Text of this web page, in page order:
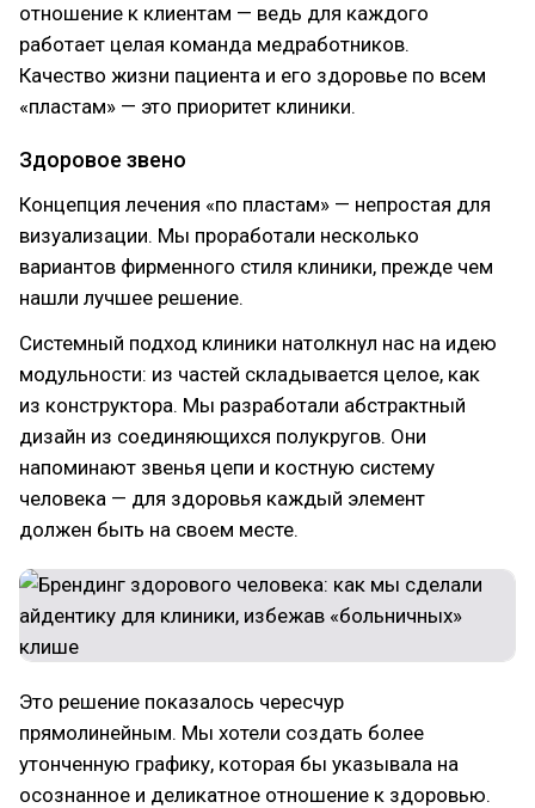
отношение к клиентам — ведь для каждого
работает целая команда медработников.
Качество жизни пациента и его здоровье по всем
«пластам» — это приоритет клиники.
Здоровое звено
Концепция лечения «по пластам» — непростая для
визуализации. Мы проработали несколько
вариантов фирменного стиля клиники, прежде чем
нашли лучшее решение.
Системный подход клиники натолкнул нас на идею
модульности: из частей складывается целое, как
из конструктора. Мы разработали абстрактный
дизайн из соединяющихся полукругов. Они
напоминают звенья цепи и костную систему
человека — для здоровья каждый элемент
должен быть на своем месте.
Это решение показалось чересчур
прямолинейным. Мы хотели создать более
утонченную графику, которая бы указывала на
осознанное и деликатное отношение к здоровью.